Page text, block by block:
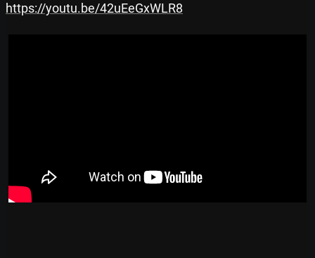
https://youtu.be/42uEeGxWLR8